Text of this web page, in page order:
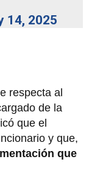
14, 2025
respecta al
de la
que el
y que,
que